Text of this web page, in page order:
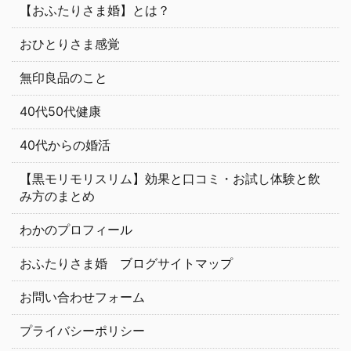
【おふたりさま婚】とは？
おひとりさま感覚
無印良品のこと
40代50代健康
40代からの婚活
【黒モリモリスリム】効果と口コミ・お試し体験と飲
み方のまとめ
わかのプロフィール
おふたりさま婚 ブログサイトマップ
お問い合わせフォーム
プライバシーポリシー